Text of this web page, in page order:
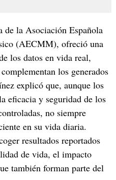
de la Asociación Española
(AECMM), ofreció una
los datos en vida real,
los generados
explicó que, aunque los
eficacia y seguridad de los
no siempre
en su vida diaria.
resultados reportados
de vida, el impacto
también forman parte del